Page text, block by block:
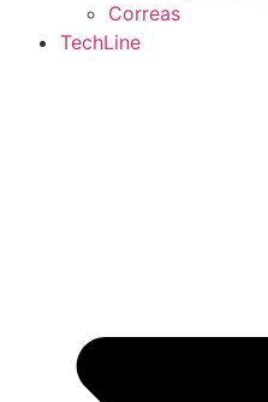
Correas
TechLine